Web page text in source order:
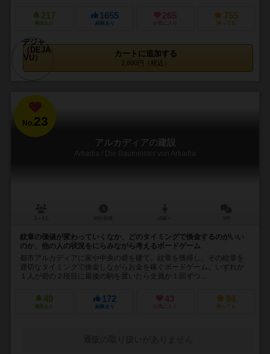
217
興味あり
1655
経験あり
265
お気に入り
755
持ってる
カートに追加する
2,800円（税込）
No.23
アルカディアの建設
Arkadia / Die Baumeister von Arkadia
紋章の価値が変わっていくなか、どのタイミングで換金するのがいい
のか、他の人の状況をにらみながら考えるボードゲーム
都市アルカディアに家や中央の砦を建て、紋章を獲得し、その紋章を
適切なタイミングで換金しながらお金を稼ぐボードゲーム。いずれか
１人が砦の２段目に最後の駒を置いたら全員が１回ずつ...
49
興味あり
172
経験あり
43
お気に入り
94
持ってる